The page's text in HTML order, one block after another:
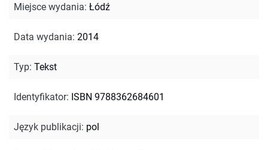
Miejsce wydania: Łódź
Data wydania: 2014
Typ: Tekst
Identyfikator: ISBN 9788362684601
Język publikacji: pol